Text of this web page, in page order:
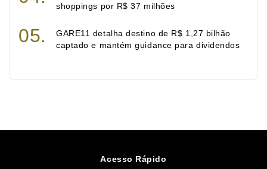
shoppings por R$ 37 milhões
GARE11 detalha destino de R$ 1,27 bilhão
captado e mantém guidance para dividendos
Acesso Rápido